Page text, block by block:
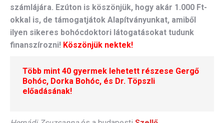
számlájára. Ezúton is köszönjük, hogy akár 1.000 Ft-
okkal is, de támogatjátok Alapítványunkat, amiből
ilyen sikeres bohócdoktori látogatásokat tudunk
finanszírozni! Köszönjük nektek!
Több mint 40 gyermek lehetett részese Gergő
Bohóc, Dorka Bohóc, és Dr. Töpszli
előadásának!